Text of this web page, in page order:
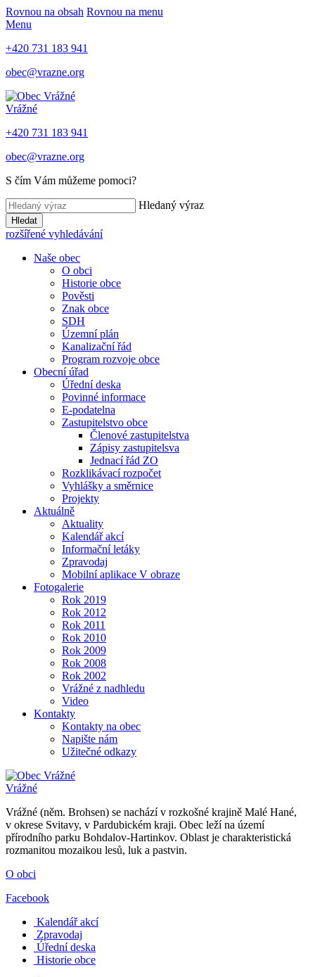
Rovnou na obsah Rovnou na menu
Menu
+420 731 183 941
obec@vrazne.org
Vrážné
+420 731 183 941
obec@vrazne.org
S čím Vám můžeme pomoci?
Hledaný výraz
Hledat
rozšířené vyhledávání
Naše obec
O obci
Historie obce
Pověsti
Znak obce
SDH
Územní plán
Kanalizační řád
Program rozvoje obce
Obecní úřad
Úřední deska
Povinné informace
E-podatelna
Zastupitelstvo obce
Členové zastupitelstva
Zápisy zastupitelsva
Jednací řád ZO
Rozklikávací rozpočet
Vyhlášky a směrnice
Projekty
Aktuálně
Aktuality
Kalendář akcí
Informační letáky
Zpravodaj
Mobilní aplikace V obraze
Fotogalerie
Rok 2019
Rok 2012
Rok 2011
Rok 2010
Rok 2009
Rok 2008
Rok 2002
Vrážné z nadhledu
Video
Kontakty
Kontakty na obec
Napište nám
Užitečné odkazy
Vrážné
Vrážné (něm. Brohsen) se nachází v rozkošné krajině Malé Hané,
v okrese Svitavy, v Pardubickém kraji. Obec leží na území
přírodního parku Bohdalov-Hartinkov. Oblast je charakteristická
rozmanitou mozaikou lesů, luk a pastvin.
O obci
Facebook
Kalendář akcí
Zpravodaj
Úřední deska
Historie obce